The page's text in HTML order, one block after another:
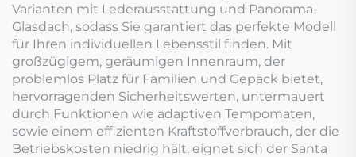
Varianten mit Lederausstattung und Panorama-
Glasdach, sodass Sie garantiert das perfekte Modell
für Ihren individuellen Lebensstil finden. Mit
großzügigem, geräumigen Innenraum, der
problemlos Platz für Familien und Gepäck bietet,
hervorragenden Sicherheitswerten, untermauert
durch Funktionen wie adaptiven Tempomaten,
sowie einem effizienten Kraftstoffverbrauch, der die
Betriebskosten niedrig hält, eignet sich der Santa